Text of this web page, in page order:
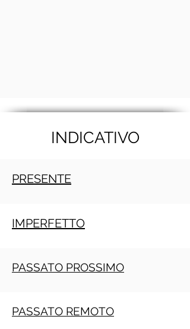
INDICATIVO
PRESENTE
IMPERFETTO
PASSATO PROSSIMO
PASSATO REMOTO